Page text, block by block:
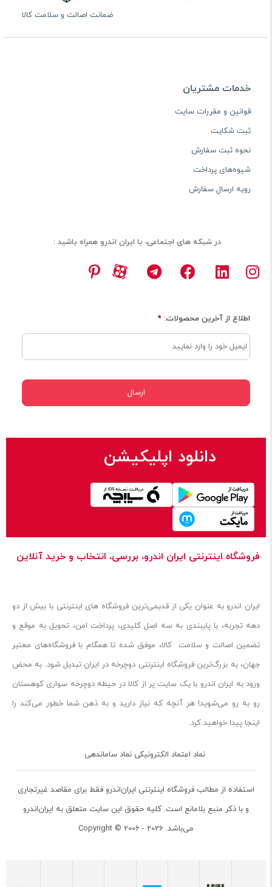
ضمانت اصالت و سلامت کالا
خدمات مشتریان
قوانین و مقررات سایت
ثبت شکایت
نحوه ثبت سفارش
شیوه‌های پرداخت
رویه ارسال سفارش
در شبکه های اجتماعی، با ایران اندرو همراه باشید :
اطلاع از آخرین محصولات: *
دانلود اپلیکیشن
فروشگاه اینترنتی ایران‌ اندرو، بررسی، انتخاب و خرید آنلاین
ایران‌ اندرو به عنوان یکی از قدیمی‌ترین فروشگاه های اینترنتی با بیش از دو
دهه تجربه، با پایبندی به سه اصل کلیدی، پرداخت امن، تحویل به موقع و
تضمین اصالت و سلامت کالا، موفق شده تا همگام با فروشگاه‌های معتبر
جهان، به بزرگ‌ترین فروشگاه اینترنتی دوچرخه در ایران تبدیل شود. به محض
ورود به ایران‌ اندرو با یک سایت پر از کالا در حیطه دوچرخه سواری کوهستان
رو به رو می‌شوید! هر آنچه که نیاز دارید و به ذهن شما خطور می‌کند را
اینجا پیدا خواهید کرد.
نماد اعتماد الکترونیکی نماد ساماندهی
استفاده از مطالب فروشگاه اینترنتی ایران‌اندرو فقط برای مقاصد غیرتجاری
و با ذکر منبع بلامانع است. کلیه حقوق این سایت متعلق به ایران‌اندرو
می‌باشد. Copyright © 2006 - 2026